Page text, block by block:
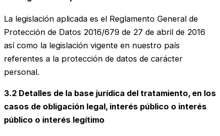
La legislación aplicada es el Reglamento General de
Protección de Datos 2016/679 de 27 de abril de 2016
así como la legislación vigente en nuestro país
referentes a la protección de datos de carácter
personal.
3.2 Detalles de la base jurídica del tratamiento, en los
casos de obligación legal, interés público o interés
público o interés legítimo